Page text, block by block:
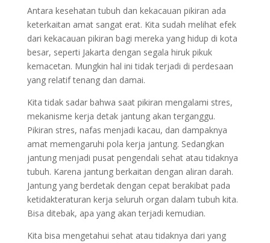
Antara kesehatan tubuh dan kekacauan pikiran ada
keterkaitan amat sangat erat. Kita sudah melihat efek
dari kekacauan pikiran bagi mereka yang hidup di kota
besar, seperti Jakarta dengan segala hiruk pikuk
kemacetan. Mungkin hal ini tidak terjadi di perdesaan
yang relatif tenang dan damai.
Kita tidak sadar bahwa saat pikiran mengalami stres,
mekanisme kerja detak jantung akan terganggu.
Pikiran stres, nafas menjadi kacau, dan dampaknya
amat memengaruhi pola kerja jantung. Sedangkan
jantung menjadi pusat pengendali sehat atau tidaknya
tubuh. Karena jantung berkaitan dengan aliran darah.
Jantung yang berdetak dengan cepat berakibat pada
ketidakteraturan kerja seluruh organ dalam tubuh kita.
Bisa ditebak, apa yang akan terjadi kemudian.
Kita bisa mengetahui sehat atau tidaknya dari yang